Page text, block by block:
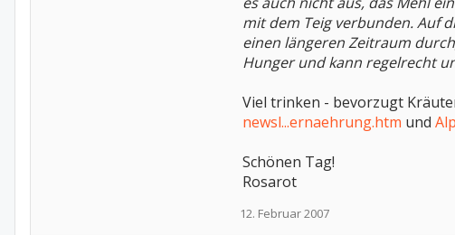
mit dem Teig verbunden. Auf
einen längeren Zeitraum
Hunger und kann regelrecht
Viel trinken - bevorzugt
newsl...ernaehrung.htm und
Schönen Tag!
Rosarot
12. Februar 2007